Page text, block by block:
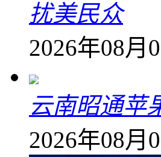
扰美民众
2026年08月
云南昭通苹
2026年08月